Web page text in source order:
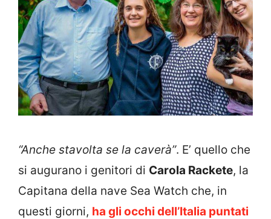
“Anche stavolta se la caverà”. E’ quello che
si augurano i genitori di Carola Rackete, la
Capitana della nave Sea Watch che, in
questi giorni, ha gli occhi dell’Italia puntati